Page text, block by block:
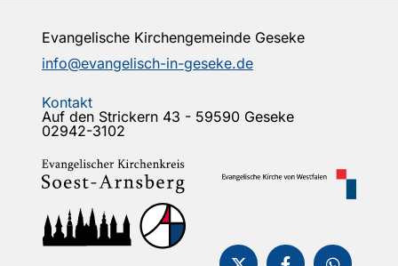
Evangelische Kirchengemeinde Geseke
info@evangelisch-in-geseke.de
Kontakt
Auf den Strickern 43 - 59590 Geseke
02942-3102